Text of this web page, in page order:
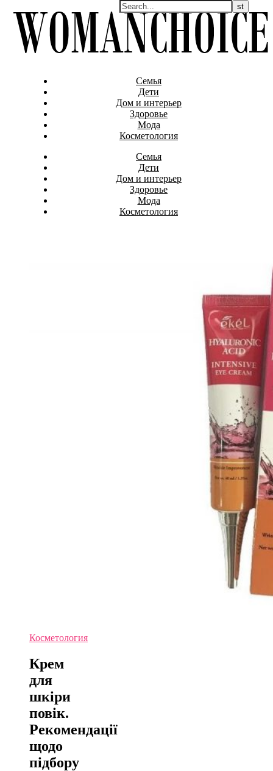
Семья
Дети
Дом и интерьер
Здоровье
Мода
Косметология
Семья
Дети
Дом и интерьер
Здоровье
Мода
Косметология
Косметология
Крем
для
шкіри
повік.
Рекомендації
щодо
підбору